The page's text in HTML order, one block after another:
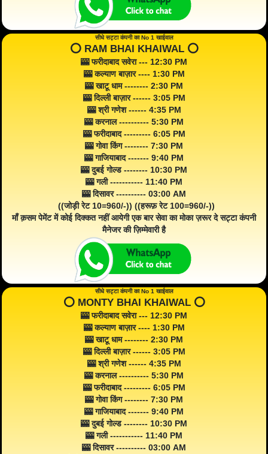
सीधे सट्टा कंपनी का No 1 खाईवाल
⭕️ RAM BHAI KHAIWAL ⭕️
🎰 फरीदाबाद सवेरा --- 12:30 PM
🎰 कल्याण बाज़ार ---- 1:30 PM
🎰 खाटू धाम -------- 2:30 PM
🎰 दिल्ली बाज़ार ------ 3:05 PM
🎰 श्री गणेश ------ 4:35 PM
🎰 करनाल ---------- 5:30 PM
🎰 फरीदाबाद --------- 6:05 PM
🎰 गोवा किंग -------- 7:30 PM
🎰 गाजियाबाद ------- 9:40 PM
🎰 दुबई गोल्ड -------- 10:30 PM
🎰 गली ----------- 11:40 PM
🎰 दिसावर ---------- 03:00 AM
((जोड़ी रेट 10=960/-)) ((हरूफ़ रेट 100=960/-))
माँ क़सम पेमेंट में कोई दिक्कत नहीं आयेगी एक बार सेवा का मोका ज़रूर दे सट्टा कंपनी
मैनेजर की ज़िम्मेवारी है
सीधे सट्टा कंपनी का No 1 खाईवाल
⭕️ MONTY BHAI KHAIWAL ⭕️
🎰 फरीदाबाद सवेरा --- 12:30 PM
🎰 कल्याण बाज़ार ---- 1:30 PM
🎰 खाटू धाम -------- 2:30 PM
🎰 दिल्ली बाज़ार ------ 3:05 PM
🎰 श्री गणेश ------ 4:35 PM
🎰 करनाल ---------- 5:30 PM
🎰 फरीदाबाद --------- 6:05 PM
🎰 गोवा किंग -------- 7:30 PM
🎰 गाजियाबाद ------- 9:40 PM
🎰 दुबई गोल्ड -------- 10:30 PM
🎰 गली ----------- 11:40 PM
🎰 दिसावर ---------- 03:00 AM